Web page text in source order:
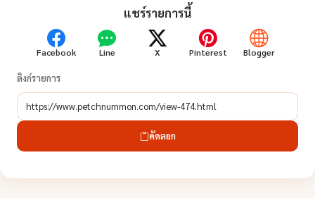
แชร์รายการนี้
Facebook Line X Pinterest Blogger
ลิงก์รายการ
คัดลอก